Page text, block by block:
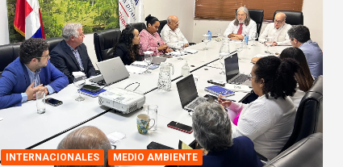
INTERNACIONALES MEDIO AMBIENTE